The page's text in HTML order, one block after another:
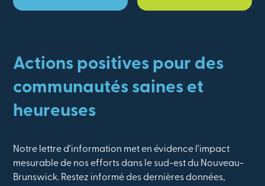
Actions positives pour des
communautés saines et
heureuses
Notre lettre d'information met en évidence l'impact
mesurable de nos efforts dans le sud-est du Nouveau-
Brunswick. Restez informé des dernières données,